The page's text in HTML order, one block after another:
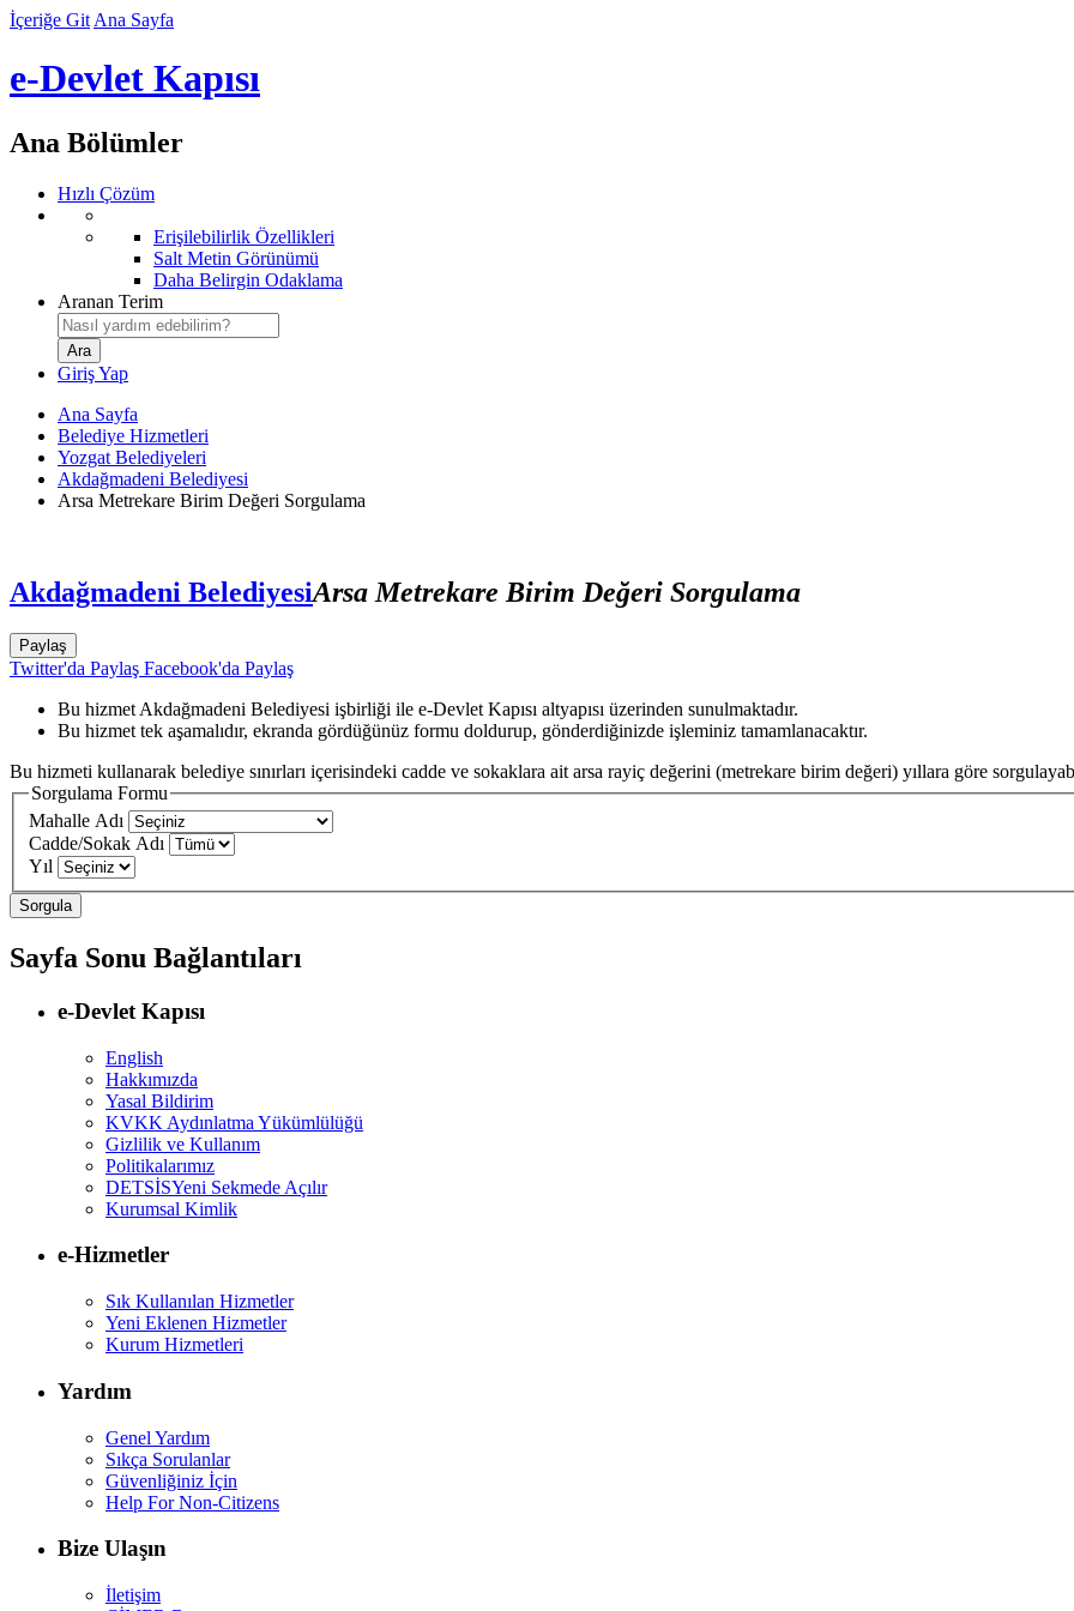
İçeriğe Git Ana Sayfa
e-Devlet Kapısı
Ana Bölümler
Hızlı Çözüm
Erişilebilirlik Özellikleri
Salt Metin Görünümü
Daha Belirgin Odaklama
Aranan Terim
Giriş Yap
Ana Sayfa
Belediye Hizmetleri
Yozgat Belediyeleri
Akdağmadeni Belediyesi
Arsa Metrekare Birim Değeri Sorgulama
Akdağmadeni BelediyesiArsa Metrekare Birim Değeri Sorgulama
Paylaş
Twitter'da Paylaş Facebook'da Paylaş
Bu hizmet Akdağmadeni Belediyesi işbirliği ile e-Devlet Kapısı altyapısı üzerinden sunulmaktadır.
Bu hizmet tek aşamalıdır, ekranda gördüğünüz formu doldurup, gönderdiğinizde işleminiz tamamlanacaktır.
Bu hizmeti kullanarak belediye sınırları içerisindeki cadde ve sokaklara ait arsa rayiç değerini (metrekare birim değeri) yıllara göre
Sorgulama Formu
Mahalle Adı
Cadde/Sokak Adı
Yıl
Sayfa Sonu Bağlantıları
e-Devlet Kapısı
English
Hakkımızda
Yasal Bildirim
KVKK Aydınlatma Yükümlülüğü
Gizlilik ve Kullanım
Politikalarımız
DETSİSYeni Sekmede Açılır
Kurumsal Kimlik
e-Hizmetler
Sık Kullanılan Hizmetler
Yeni Eklenen Hizmetler
Kurum Hizmetleri
Yardım
Genel Yardım
Sıkça Sorulanlar
Güvenliğiniz İçin
Help For Non-Citizens
Bize Ulaşın
İletişim